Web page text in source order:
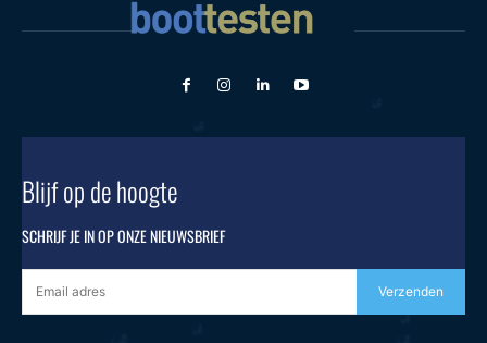
Blijf op de hoogte
SCHRIJF JE IN OP ONZE NIEUWSBRIEF
Verzenden